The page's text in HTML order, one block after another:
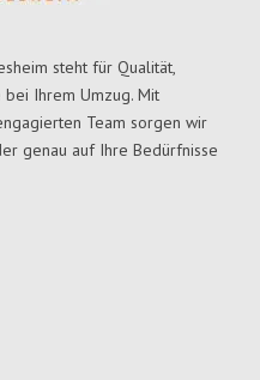
steht für Qualität,
bei Ihrem Umzug. Mit
Team sorgen wir
genau auf Ihre Bedürfnisse